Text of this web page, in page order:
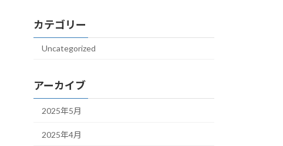
カテゴリー
Uncategorized
アーカイブ
2025年5月
2025年4月